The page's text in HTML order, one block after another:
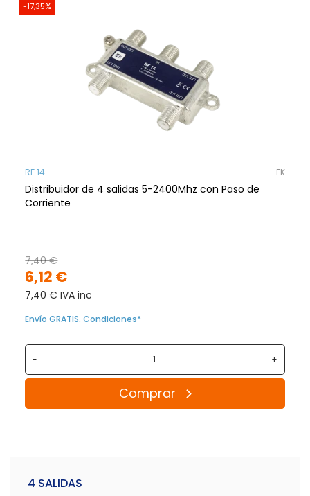
-17,35%
RF 14 EK
Distribuidor de 4 salidas 5-2400Mhz con Paso de
Corriente
6,12 €
7,40 €
7,40 € IVA inc
Envío GRATIS. Condiciones*
- +
Comprar
4 SALIDAS